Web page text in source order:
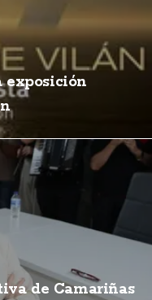
exposición
de Camariñas